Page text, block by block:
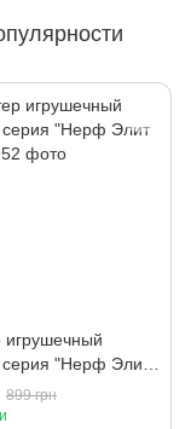
игрушечный
"Нерф Элит
899 грн